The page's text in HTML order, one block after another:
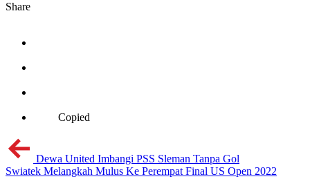
Share
Copied
Dewa United Imbangi PSS Sleman Tanpa Gol
Swiatek Melangkah Mulus Ke Perempat Final US Open 2022